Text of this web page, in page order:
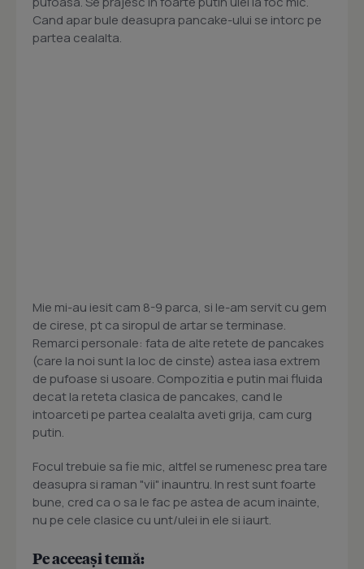
Cand apar bule deasupra pancake-ului se intorc pe
partea cealalta.
Mie mi-au iesit cam 8-9 parca, si le-am servit cu gem
de cirese, pt ca siropul de artar se terminase.
Remarci personale: fata de alte retete de pancakes
(care la noi sunt la loc de cinste) astea iasa extrem
de pufoase si usoare. Compozitia e putin mai fluida
decat la reteta clasica de pancakes, cand le
intoarceti pe partea cealalta aveti grija, cam curg
putin.
Focul trebuie sa fie mic, altfel se rumenesc prea tare
deasupra si raman "vii" inauntru. In rest sunt foarte
bune, cred ca o sa le fac pe astea de acum inainte,
nu pe cele clasice cu unt/ulei in ele si iaurt.
Pe aceeași temă: